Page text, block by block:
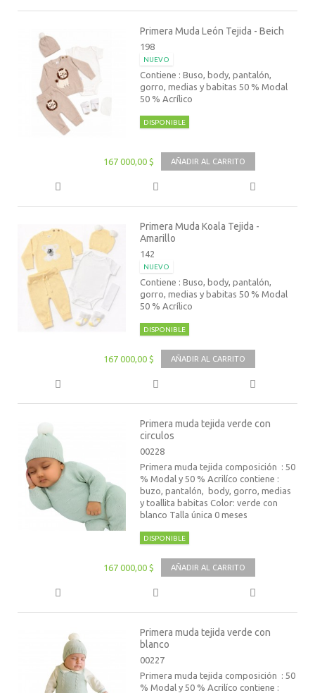
Primera Muda León Tejida - Beich
198
NUEVO
Contiene : Buso, body, pantalón,
gorro, medias y babitas 50 % Modal
50 % Acrílico
DISPONIBLE
167 000,00 $ AÑADIR AL CARRITO
Primera Muda Koala Tejida -
Amarillo
142
NUEVO
Contiene : Buso, body, pantalón,
gorro, medias y babitas 50 % Modal
50 % Acrílico
DISPONIBLE
167 000,00 $ AÑADIR AL CARRITO
Primera muda tejida verde con
circulos
00228
Primera muda tejida composición : 50
% Modal y 50 % Acrilíco contiene :
buzo, pantalón, body, gorro, medias
y toallita babitas Color: verde con
blanco Talla única 0 meses
DISPONIBLE
167 000,00 $ AÑADIR AL CARRITO
Primera muda tejida verde con
blanco
00227
Primera muda tejida composición : 50
% Modal y 50 % Acrilíco contiene :